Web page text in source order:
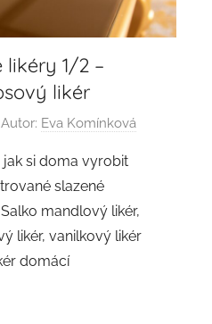
1/2 –
likér
Autor: Eva Komínková
si doma vyrobit
slazené
mandlový likér,
likér, vanilkový likér
domácí